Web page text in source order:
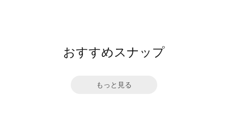
おすすめスナップ
もっと見る